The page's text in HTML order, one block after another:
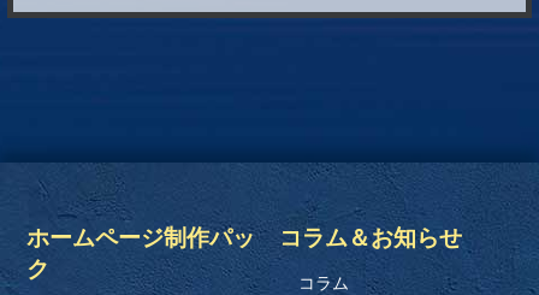
ホームページ制作パッ
ク
コラム＆お知らせ
コラム